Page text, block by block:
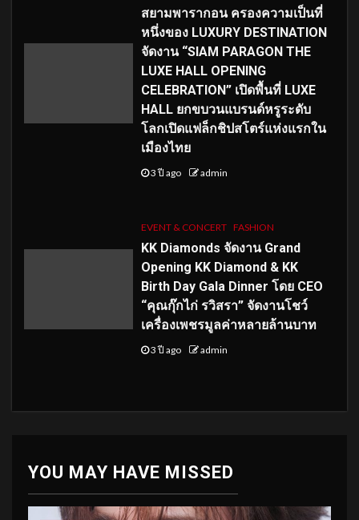
สยามพารากอน ครองความเป็นที่
หนึ่งของ LUXURY DESTINATION
จัดงาน “SIAM PARAGON THE
LUXE HALL OPENING
CELEBRATION” เปิดพื้นที่ LUXE
HALL ยกขบวนแบรนด์หรูระดับ
โลกเปิดแฟล็กชิปสโตร์แห่งแรกใน
เมืองไทย
3 ปี ago admin
EVENT & CONCERT FASHION
KK Diamonds จัดงาน Grand
Opening KK Diamond & KK
Birth Day Gala Dinner โดย CEO
“คุณกุ๊กไก่ รวิสรา” จัดงานโชว์
เครื่องเพชรมูลค่าหลายล้านบาท
3 ปี ago admin
YOU MAY HAVE MISSED